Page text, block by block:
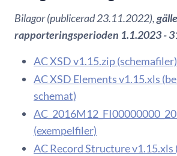
Bilagor (publicerad 23.11.2022),
rapporteringsperioden 1.1.2023 -
AC XSD v1.15.zip (schemafiler)
AC XSD Elements v1.15.xls
schemat)
(exempelfiler)
AC Record Structure v1.15.xls